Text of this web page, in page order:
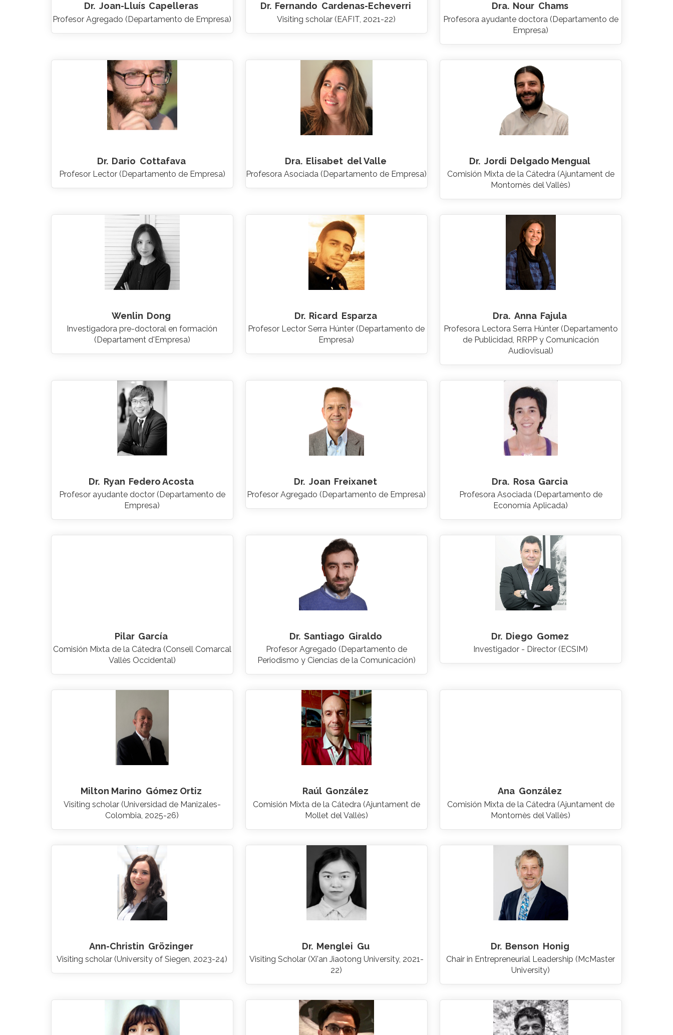
Dr. Joan-Lluís Capelleras
Profesor Agregado (Departamento de Empresa)
Dr. Fernando Cardenas-Echeverri
Visiting scholar (EAFIT, 2021-22)
Dra. Nour Chams
Profesora ayudante doctora (Departamento de
Empresa)
Dr. Dario Cottafava
Profesor Lector (Departamento de Empresa)
Dra. Elisabet del Valle
Profesora Asociada (Departamento de Empresa)
Dr. Jordi Delgado Mengual
Comisión Mixta de la Cátedra (Ajuntament de
Montornès del Vallès)
Wenlin Dong
Investigadora pre-doctoral en formación
(Departament d'Empresa)
Dr. Ricard Esparza
Profesor Lector Serra Húnter (Departamento de
Empresa)
Dra. Anna Fajula
Profesora Lectora Serra Húnter (Departamento
de Publicidad, RRPP y Comunicación
Audiovisual)
Dr. Ryan Federo Acosta
Profesor ayudante doctor (Departamento de
Empresa)
Dr. Joan Freixanet
Profesor Agregado (Departamento de Empresa)
Dra. Rosa Garcia
Profesora Asociada (Departamento de
Economía Aplicada)
Pilar García
Comisión Mixta de la Cátedra (Consell Comarcal
Vallès Occidental)
Dr. Santiago Giraldo
Profesor Agregado (Departamento de
Periodismo y Ciencias de la Comunicación)
Dr. Diego Gomez
Investigador - Director (ECSIM)
Milton Marino Gómez Ortiz
Visiting scholar (Universidad de Manizales-
Colombia, 2025-26)
Raúl González
Comisión Mixta de la Cátedra (Ajuntament de
Mollet del Vallès)
Ana González
Comisión Mixta de la Cátedra (Ajuntament de
Montornès del Vallès)
Ann-Christin Grözinger
Visiting scholar (University of Siegen, 2023-24)
Dr. Menglei Gu
Visiting Scholar (Xi'an Jiaotong University, 2021-
22)
Dr. Benson Honig
Chair in Entrepreneurial Leadership (McMaster
University)